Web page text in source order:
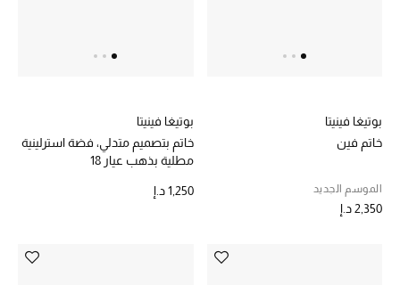
بوتيغا فينيتا
خاتم فين
الموسم الجديد
2,350 د.إ
بوتيغا فينيتا
خاتم بتصميم متدلي، فضة استرلينية
مطلية بذهب عيار 18
1,250 د.إ